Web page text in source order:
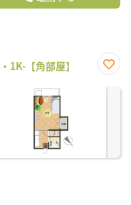
1K-【角部屋】
に入